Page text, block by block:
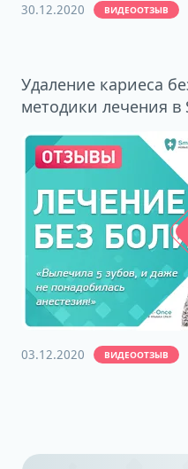
30.12.2020 ВИДЕООТЗЫВ
Удаление кариеса
методики лечения в
03.12.2020 ВИДЕООТЗЫВ